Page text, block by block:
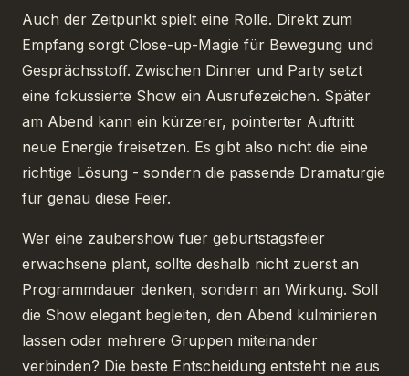
Auch der Zeitpunkt spielt eine Rolle. Direkt zum
Empfang sorgt Close-up-Magie für Bewegung und
Gesprächsstoff. Zwischen Dinner und Party setzt
eine fokussierte Show ein Ausrufezeichen. Später
am Abend kann ein kürzerer, pointierter Auftritt
neue Energie freisetzen. Es gibt also nicht die eine
richtige Lösung - sondern die passende Dramaturgie
für genau diese Feier.
Wer eine zaubershow fuer geburtstagsfeier
erwachsene plant, sollte deshalb nicht zuerst an
Programmdauer denken, sondern an Wirkung. Soll
die Show elegant begleiten, den Abend kulminieren
lassen oder mehrere Gruppen miteinander
verbinden? Die beste Entscheidung entsteht nie aus